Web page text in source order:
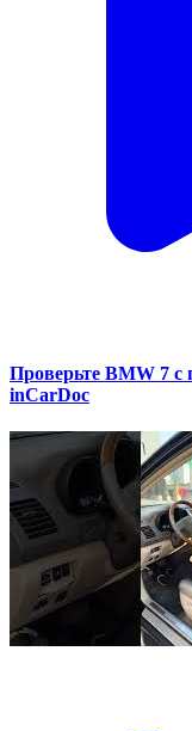
Проверьте BMW 7
inCarDoc